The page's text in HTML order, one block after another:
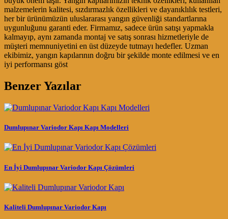
malzemelerin kalitesi, sızdırmazlık özellikleri ve dayanıklılık testleri,
her bir ürünümüzün uluslararası yangın güvenliği standartlarına
uygunluğunu garanti eder. Firmamız, sadece ürün satışı yapmakla
kalmayıp, aynı zamanda montaj ve satış sonrası hizmetleriyle de
müşteri memnuniyetini en üst düzeyde tutmayı hedefler. Uzman
ekibimiz, yangın kapılarının doğru bir şekilde monte edilmesi ve en
iyi performansı göst
Benzer Yazılar
Dumlupınar Variodor Kapı Kapı Modelleri
En İyi Dumlupınar Variodor Kapı Çözümleri
Kaliteli Dumlupınar Variodor Kapı